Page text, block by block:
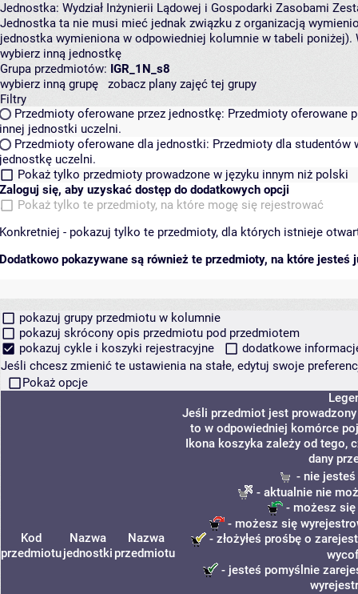
Jednostka: Wydział Inżynierii Lądowej i Gospodarki Zasobami
Jednostka ta nie musi mieć jednak związku z organizacją
jednostka wymieniona w odpowiedniej kolumnie w tabeli
wybierz inną jednostkę
Grupa przedmiotów: IGR_1N_s8
wybierz inną grupę
zobacz plany zajęć tej grupy
Filtry
Przedmioty oferowane przez jednostkę: Przedmioty oferowane
innej jednostki uczelni.
Przedmioty oferowane dla jednostki: Przedmioty dla studentów
jednostkę uczelni.
Pokaż tylko przedmioty prowadzone w języku innym niż polski
Zaloguj się, aby uzyskać dostęp do dodatkowych opcji
Pokaż tylko te przedmioty, na które mogę się rejestrować
Konkretniej - pokazuj tylko te przedmioty, dla których istnieje
Dodatkowo pokazywane są również te przedmioty, na które jesteś
pokazuj grupy przedmiotu w kolumnie
pokazuj skrócony opis przedmiotu pod przedmiotem
pokazuj cykle i koszyki rejestracyjne
dodatkowe
Jeśli chcesz zmienić te ustawienia na stałe, edytuj swoje
Pokaż opcje
Kod
przedmiotu
Nazwa
jednostki
Nazwa
przedmiotu
Jeśli przedmiot jest
to w odpowiedniej komórce
Ikona koszyka zależy od tego,
dany
- nie
- aktualnie nie
- możesz się
- możesz się
- złożyłeś prośbę o
- jesteś pomyślnie